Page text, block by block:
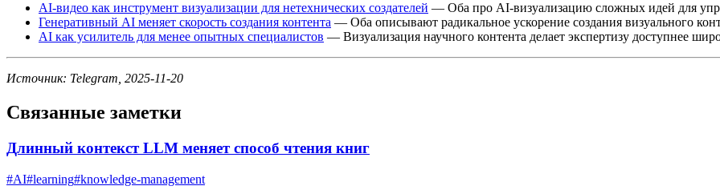
AI-видео как инструмент визуализации для нетехнических создателей — Оба про AI-визуализацию сложных идей для
Генеративный AI меняет скорость создания контента — Оба описывают радикальное ускорение создания визуального
AI как усилитель для менее опытных специалистов — Визуализация научного контента делает экспертизу доступнее
Источник: Telegram, 2025-11-20
Связанные заметки
Длинный контекст LLM меняет способ чтения книг
#AI#learning#knowledge-management